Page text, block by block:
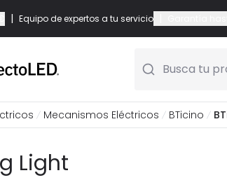
| Equipo de expertos a tu servicio
Busca tu
Mecanismos Eléctricos BTicino
Light